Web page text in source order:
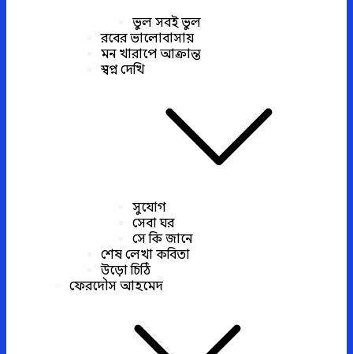
ভুল সবই ভুল
রবের ভালোবাসায়
মন খারাপে আক্রান্ত
স্বপ্ন দেখি
সুযোগ
সেবা ঘর
সে কি জানে
শেষ লেখা কবিতা
উড়ো চিঠি
ফেরদৌস আহমেদ